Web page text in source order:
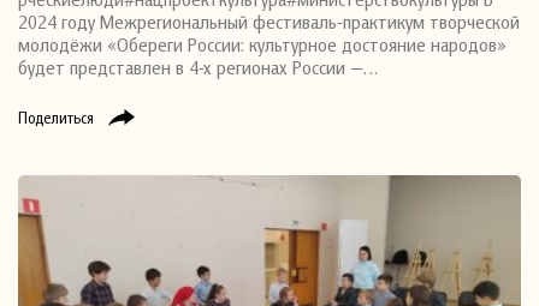
Поделиться
2024 году Межрегиональный фестиваль-практикум творческой
молодёжи «Обереги России: культурное достояние народов»
будет представлен в 4-х регионах России —…